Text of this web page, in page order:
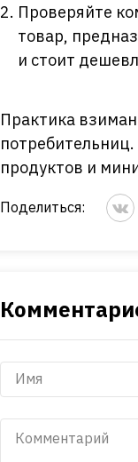
Проверяйте
товар,
и стоит
Практика
продуктов и
Поделиться: